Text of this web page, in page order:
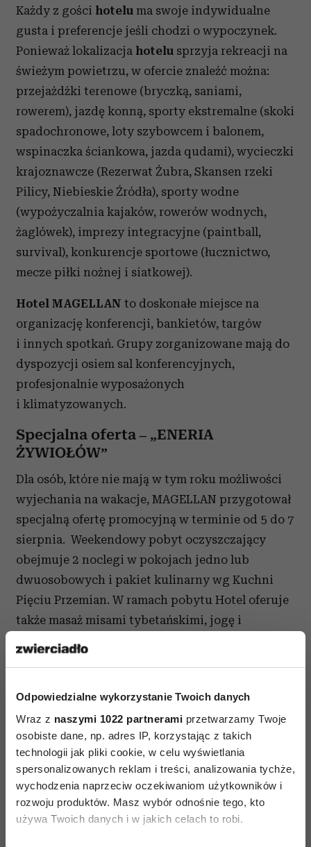
Odpowiedzialne wykorzystanie Twoich danych
Wraz z naszymi 1022 partnerami przetwarzamy Twoje
osobiste dane, np. adres IP, korzystając z takich
technologii jak pliki cookie, w celu wyświetlania
spersonalizowanych reklam i treści, analizowania tychże,
wychodzenia naprzeciw oczekiwaniom użytkowników i
rozwoju produktów. Masz wybór odnośnie tego, kto
używa Twoich danych i w jakich celach to robi.
Każdy z gości hotelu ma swoje indywidualne
gusta i preferencje jeśli chodzi o wypoczynek.
Ponieważ lokalizacja hotelu sprzyja rekreacji na
świeżym powietrzu, w ofercie znaleźć można:
przejażdżki terenowe (bryczką, saniami,
rowerem), jazdę konną, sporty ekstremalne (skoki
spadochronowe, loty szybowcem i balonem,
wspinaczka ściankowa, jazda qudami), wycieczki
krajoznawcze (Rezerwat Żubra, Skansen rzeki
Pilicy, Niebieskie Źródła), sporty wodne
(wypożyczalnia kajaków, rowerów wodnych,
żaglówek), imprezy integracyjne (paintball,
survival), konkurencje sportowe (łucznictwo,
mecze piłki nożnej i siatkowej).
Hotel MAGELLAN to doskonałe miejsce na
organizację konferencji, bankietów, targów
i innych spotkań. Grupy zorganizowane mają do
dyspozycji osiem sal konferencyjnych,
profesjonalnie wyposażonych
i klimatyzowanych.
Specjalna oferta – „ENERIA
ŻYWIOŁÓW”
Dla osób, które nie mają w tym roku możliwości
wyjechania na wakacje, MAGELLAN przygotował
specjalną ofertę promocyjną w terminie od 5 do 7
sierpnia. Weekendowy pobyt oczyszczający
obejmuje 2 noclegi w pokojach jedno lub
dwuosobowych i pakiet kulinarny wg Kuchni
Pięciu Przemian. W ramach pobytu Hotel oferuje
także masaż misami tybetańskimi, jogę i
medytację z instruktorem, oczyszczające zabiegi
kompleksie basenowym, wizytę w saunie suchej i
łaźni parowej.
Więcej informacji na
Hotel MAGELLAN znajduje się zaledwie 50 km od
Łodzi i 100 km od Stolicy.Zobacz mapkę
dojazdu.